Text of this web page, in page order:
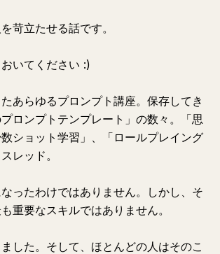
苛立たせる話です。
いてください :)
あらゆるプロンプト講座。保存してき
ロンプトテンプレート」の数々。「思
ショット学習」、「ロールプレイング
レッド。
ったわけではありません。しかし、そ
重要なスキルではありません。
した。そして、ほとんどの人はそのこ